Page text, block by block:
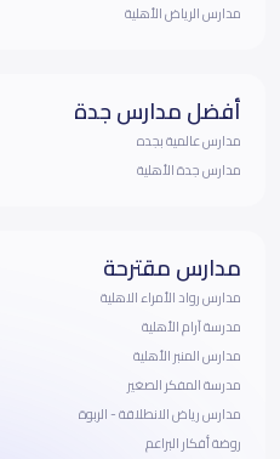
مدارس الرياض الأهلية
أفضل مدارس جدة
مدارس عالمية بجده
مدارس جدة الأهلية
مدارس مقترحة
مدارس رواد الأمراء الاهلية
مدرسة آرام الأهلية
مدارس المنبر الأهلية
مدرسة المفكر الصغير
مدارس رياض الانطلاقة - الربوة
روضة أفكار البراعم